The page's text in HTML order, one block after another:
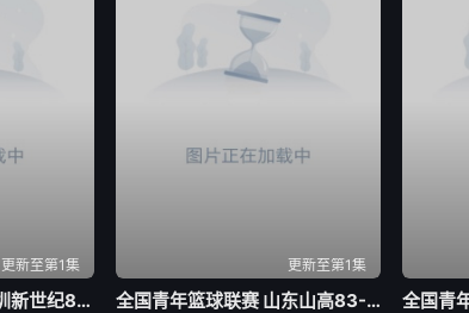
更新至第1集
全国青年篮球联赛 深圳新世纪83-72北京首钢20260804
更新至第1集
全国青年篮球联赛 山东山高83-70龙狮青年20260804